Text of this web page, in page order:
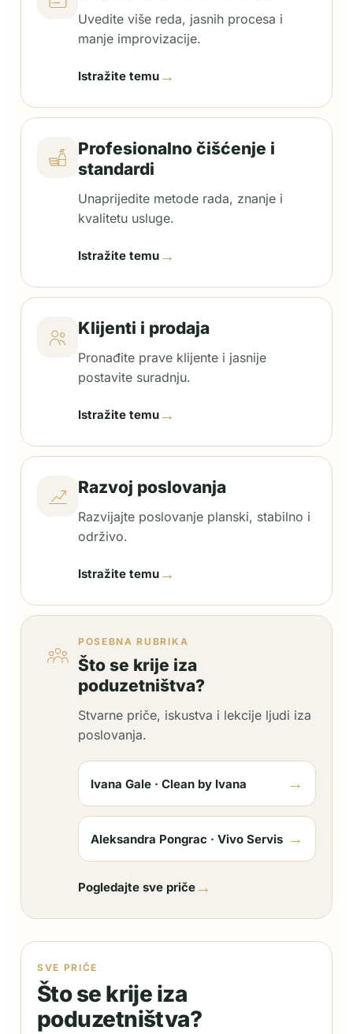
Uvedite više reda, jasnih procesa i
manje improvizacije.
Istražite temu →
Profesionalno čišćenje i
standardi
Unaprijedite metode rada, znanje i
kvalitetu usluge.
Istražite temu →
Klijenti i prodaja
Pronađite prave klijente i jasnije
postavite suradnju.
Istražite temu →
Razvoj poslovanja
Razvijajte poslovanje planski, stabilno i
održivo.
Istražite temu →
POSEBNA RUBRIKA
Što se krije iza
poduzetništva?
Stvarne priče, iskustva i lekcije ljudi iza
poslovanja.
Ivana Gale · Clean by Ivana →
Aleksandra Pongrac · Vivo Servis →
Pogledajte sve priče →
SVE PRIČE
Što se krije iza
poduzetništva?